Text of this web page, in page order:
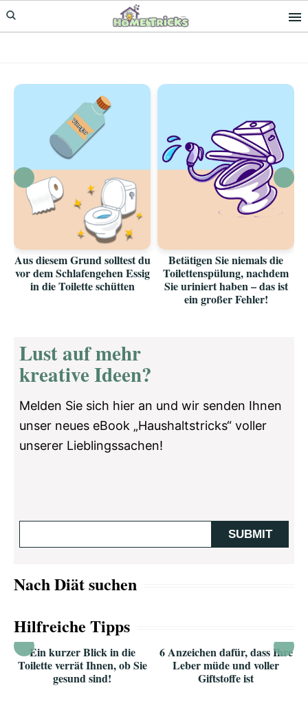
Skip
to
Skip
to
Aus diesem Grund solltest du
vor dem Schlafengehen Essig
in die Toilette schütten
Betätigen Sie niemals die
Toilettenspülung, nachdem
Sie uriniert haben – das ist
ein großer Fehler!
Lust auf mehr
kreative Ideen?
Melden Sie sich hier an und wir senden Ihnen
unser neues eBook „Haushaltstricks“ voller
unserer Lieblingssachen!
Nach Diät suchen
Hilfreiche Tipps
Ein kurzer Blick in die
Toilette verrät Ihnen, ob Sie
gesund sind!
6 Anzeichen dafür, dass Ihre
Leber müde und voller
Giftstoffe ist